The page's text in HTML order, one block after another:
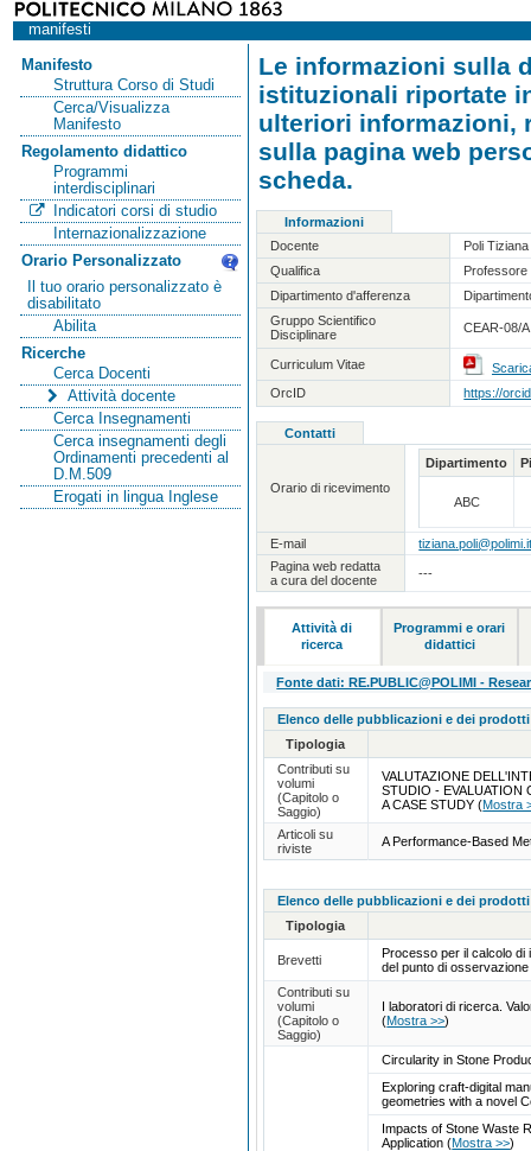
manifesti
Manifesto
Struttura Corso di Studi
Cerca/Visualizza
Manifesto
Regolamento didattico
Programmi
interdisciplinari
Indicatori corsi di studio
Internazionalizzazione
Orario Personalizzato
Il tuo orario personalizzato è
disabilitato
Abilita
Ricerche
Cerca Docenti
Attività docente
Cerca Insegnamenti
Cerca insegnamenti degli
Ordinamenti precedenti al
D.M.509
Erogati in lingua Inglese
Le informazioni sulla
istituzionali riportate
ulteriori informazioni,
sulla pagina web
scheda.
Informazioni
Docente
Poli Tiziana
Qualifica
Professore
Dipartimento d'afferenza
Gruppo Scientifico
Disciplinare
CEAR-08/
Curriculum Vitae
OrcID
https://
Contatti
Orario di ricevimento
Dipartimento
ABC
E-mail
Pagina web redatta
a cura del docente
---
Attività di
ricerca
Programmi e orari
didattici
Fonte dati: RE.PUBLIC@POLIMI -
Elenco delle pubblicazioni e dei
Tipologia
Contributi su
volumi
(Capitolo o
Saggio)
VALUTAZIONE
STUDIO - EVALUATION
A CASE STUDY(Mostra
Articoli su
riviste
A Performance-Based
Elenco delle pubblicazioni e dei
Tipologia
Brevetti
Processo per il calcolo di
del punto di
Contributi su
volumi
(Capitolo o
Saggio)
I laboratori di ricerca.
(Mostra >>)
Circularity in Stone
Exploring craft-digital
geometries with a novel
Impacts of Stone Waste
Application(Mostra >>)